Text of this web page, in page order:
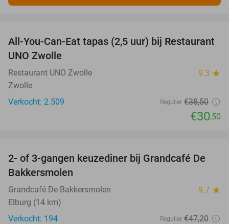
21%
All-You-Can-Eat tapas (2,5 uur) bij Restaurant
UNO Zwolle
Restaurant UNO Zwolle 9.3 star
Zwolle
Verkocht: 2.509
Regulier €38,50
€30,50
42%
2- of 3-gangen keuzediner bij Grandcafé De
Bakkersmolen
Grandcafé De Bakkersmolen 9.7 star
Elburg (14 km)
Verkocht: 194
Regulier €47,20